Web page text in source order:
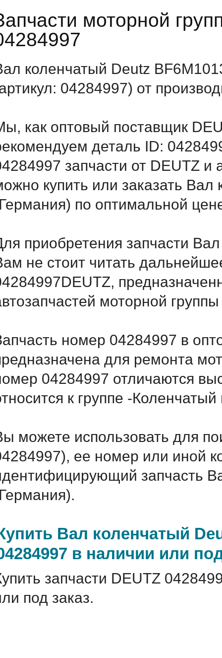
моторной
коленчатый Deutz
04284997) от
как оптовый поставщик
деталь ID:
запчасти от DEUTZ и
купить или заказать
по оптимальной
приобретения запчасти
не стоит читать
моторной
номер 04284997 в
для ремонта
04284997 отличаются
к группе -
можете использовать для
ее номер или иной
запчасть
Вал коленчатый
в наличии или
запчасти DEUTZ
под заказ.